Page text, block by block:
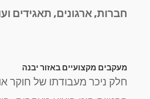
חברות, ארגונים, תאגידים
מעקבים מקצועיים באזור יבנה
חלק ניכר מעבודתו של חוקר